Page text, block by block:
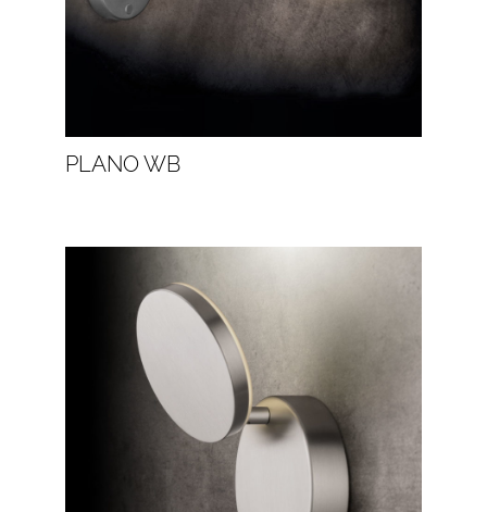
PLANO WB